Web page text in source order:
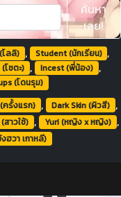
ค้นหา
เลย!
ลลิ) , Student (นักเรียน) ,
โชตะ) , Incest (พี่น้อง) ,
(โดนรุม)
ครั้งแรก) , Dark Skin (ผิวสี) ,
สาวใช้) , Yuri (หญิง x หญิง) ,
ฮวา เกาหลี)